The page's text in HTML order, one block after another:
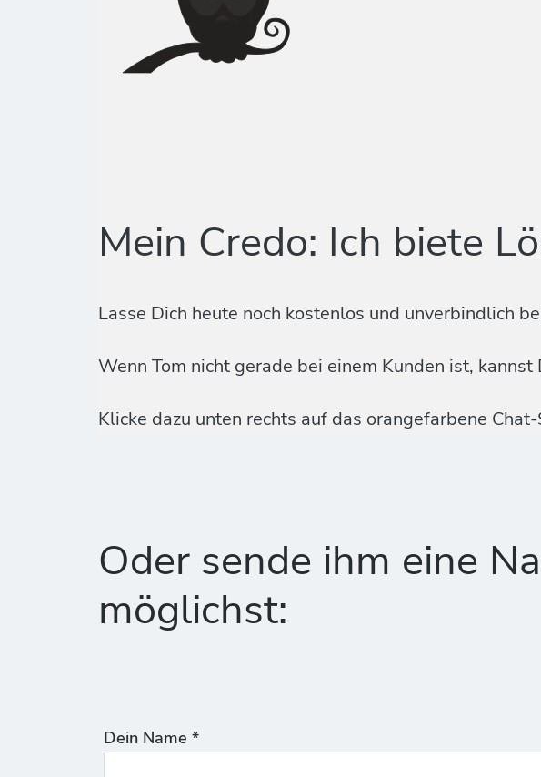
Mein Credo: Ich biete
Lasse Dich heute noch kostenlos und unverbindlich
Wenn Tom nicht gerade bei einem Kunden ist,
Klicke dazu unten rechts auf das orangefarbene
Oder sende ihm eine
möglichst:
Dein Name *